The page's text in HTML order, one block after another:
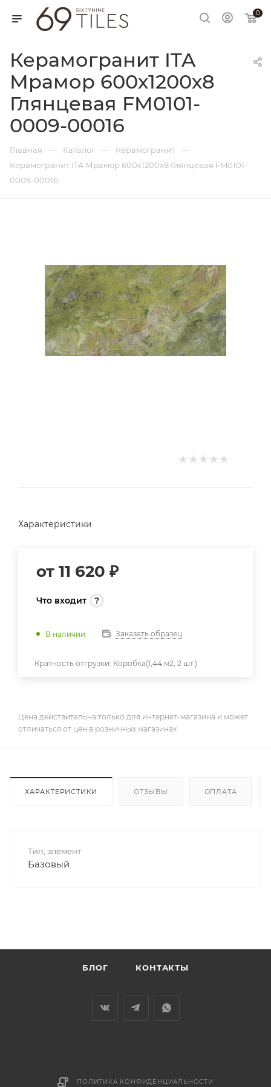
0
Керамогранит ITA
Мрамор 600х1200х8
Глянцевая FM0101-
0009-00016
Главная — Каталог — Керамогранит —
Керамогранит ITA Мрамор 600х1200х8 Глянцевая FM0101-
0009-00016
Характеристики
от 11 620 ₽
Что входит
В наличии Заказать образец
Кратность отгрузки: Коробка(1,44 м2, 2 шт.)
Цена действительна только для интернет-магазина и может
отличаться от цен в розничных магазинах
ХАРАКТЕРИСТИКИ ОТЗЫВЫ ОПЛАТА
Тип, элемент
Базовый
БЛОГ КОНТАКТЫ
ПОЛИТИКА КОНФИДЕНЦИАЛЬНОСТИ